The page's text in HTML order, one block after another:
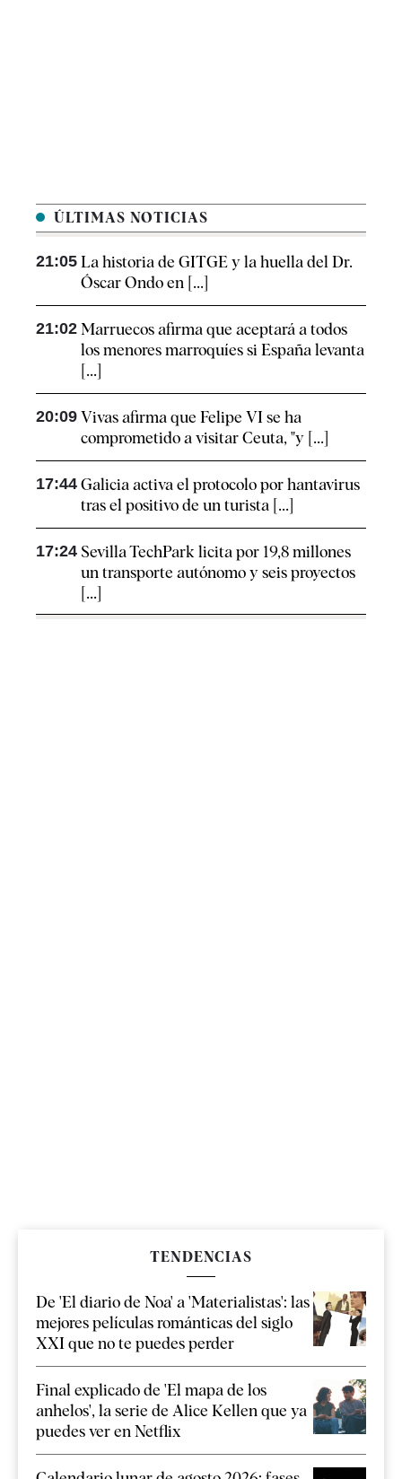
ÚLTIMAS NOTICIAS
21:05 La historia de GITGE y la huella del Dr.
Óscar Ondo en [...]
21:02 Marruecos afirma que aceptará a todos
los menores marroquíes si España levanta
[...]
20:09 Vivas afirma que Felipe VI se ha
comprometido a visitar Ceuta, "y [...]
17:44 Galicia activa el protocolo por hantavirus
tras el positivo de un turista [...]
17:24 Sevilla TechPark licita por 19,8 millones
un transporte autónomo y seis proyectos
[...]
TENDENCIAS
De 'El diario de Noa' a 'Materialistas': las
mejores películas románticas del siglo
XXI que no te puedes perder
Final explicado de 'El mapa de los
anhelos', la serie de Alice Kellen que ya
puedes ver en Netflix